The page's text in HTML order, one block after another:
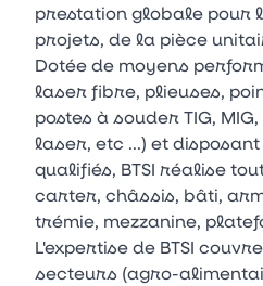
prestation globale pour
projets, de la pièce
Dotée de moyens
laser fibre, plieuses,
postes à souder TIG,
laser, etc ...) et
qualifiés, BTSI réalise
carter, châssis, bâti,
trémie, mezzanine,
L'expertise de BTSI
secteurs (agro-